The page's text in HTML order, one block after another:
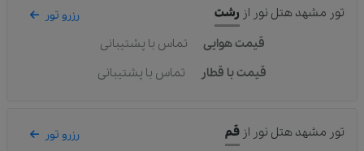
تور مشهد هتل نور از رشت رزرو تور
قیمت هوایی
تماس با پشتیبانی
قیمت با قطار
تماس با پشتیبانی
تور مشهد هتل نور از قم رزرو تور